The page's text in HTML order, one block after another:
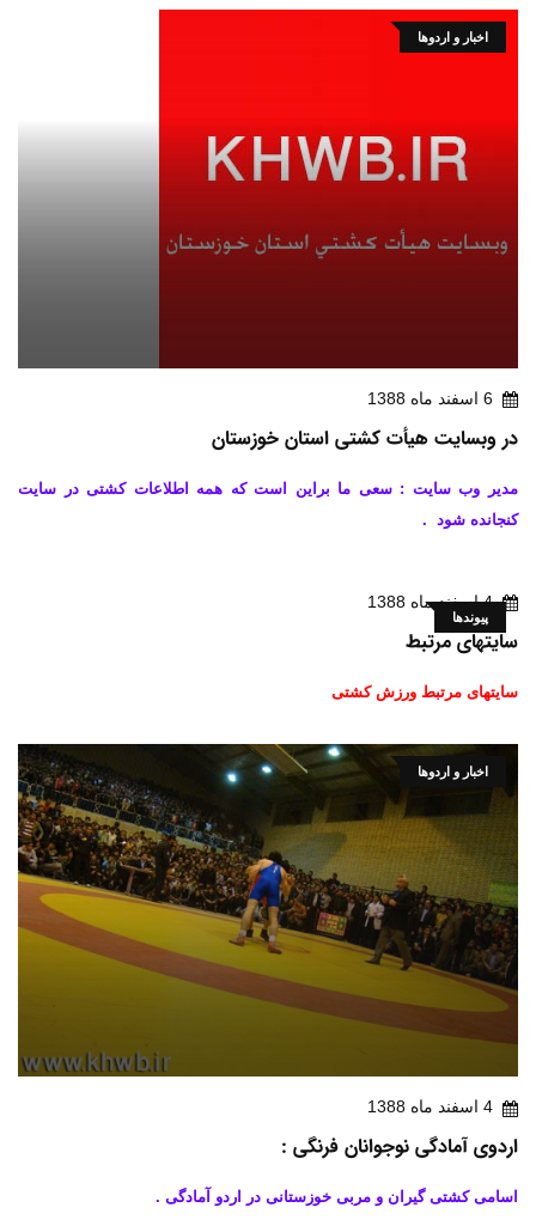
اخبار و اردوها
6 اسفند ماه 1388
در وبسایت هیأت کشتی استان خوزستان
مدیر وب سایت : سعی ما براین است که همه اطلاعات کشتی در سایت
کنجانده شود .
پیوندها
4 اسفند ماه 1388
سایتهای مرتبط
سایتهای مرتبط ورزش کشتی
اخبار و اردوها
4 اسفند ماه 1388
اردوی آمادگی نوجوانان فرنگی :
اسامی کشتی گیران و مربی خوزستانی در اردو آمادگی .